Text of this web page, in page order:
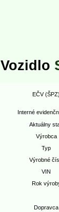
Vozidlo
EČV (ŠPZ)
Interné
Aktuálny
Výrobca
Typ
Výrobné
VIN
Rok
Dopravca